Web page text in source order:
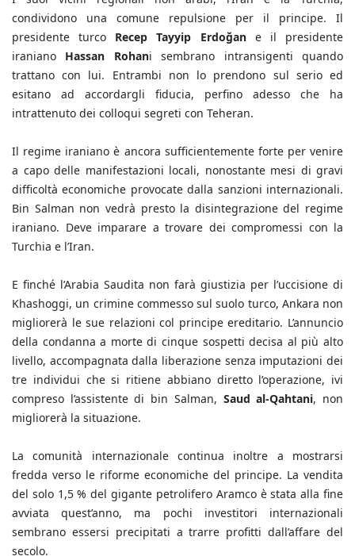
condividono una comune repulsione per il principe. Il
presidente turco Recep Tayyip Erdoğane il presidente
iraniano Hassan Rohani sembrano intransigenti quando
trattano con lui. Entrambi non lo prendono sul serio ed
esitano ad accordargli fiducia, perfino adesso che ha
intrattenuto dei colloqui segreti con Teheran.
Il regime iraniano è ancora sufficientemente forte per venire
a capo delle manifestazioni locali, nonostante mesi di gravi
difficoltà economiche provocate dalla sanzioni internazionali.
Bin Salman non vedrà presto la disintegrazione del regime
iraniano. Deve imparare a trovare dei compromessi con la
Turchia e l’Iran.
E finché l’Arabia Saudita non farà giustizia per l’uccisione di
Khashoggi, un crimine commesso sul suolo turco, Ankara non
migliorerà le sue relazioni col principe ereditario. L’annuncio
della condanna a morte di cinque sospetti decisa al più alto
livello, accompagnata dalla liberazione senza imputazioni dei
tre individui che si ritiene abbiano diretto l’operazione, ivi
compreso l’assistente di bin Salman, Saud al-Qahtani, non
migliorerà la situazione.
La comunità internazionale continua inoltre a mostrarsi
fredda verso le riforme economiche del principe. La vendita
del solo 1,5 % del gigante petrolifero Aramco è stata alla fine
avviata quest’anno, ma pochi investitori internazionali
sembrano essersi precipitati a trarre profitti dall’affare del
secolo.